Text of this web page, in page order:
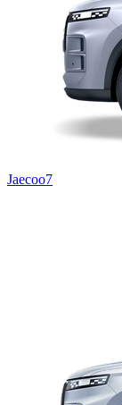
Jaecoo7